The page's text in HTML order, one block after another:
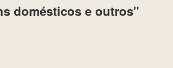
domésticos e outros"